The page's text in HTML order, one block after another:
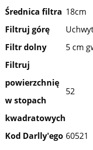
Średnica filtra 18cm
Filtruj górę
Filtr dolny
5 cm
Filtruj
powierzchnię
w stopach
kwadratowych
52
Kod Darlly'ego 60521